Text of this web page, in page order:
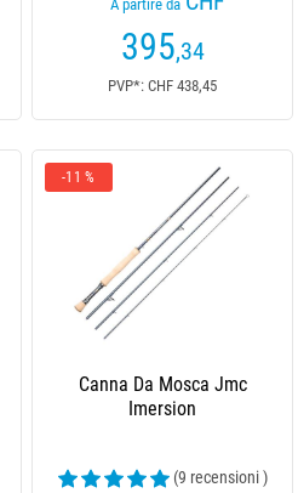
A partire da
395,34
PVP*: CHF 438,45
-11 %
Canna Da Mosca Jmc
Imersion
(9 recensioni )